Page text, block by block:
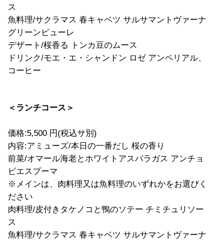
ス
魚料理/サクラマス 春キャベツ サルサマントヴァーナ
グリーンピューレ
デザート/桜香る トンカ豆のムース
ドリンク/モエ・エ・シャンドン ロゼ アンペリアル、
コーヒー
＜ランチコース＞
価格:5,500 円(税込サ別)
内容:アミューズ/本日の一番だし 桜の香り
前菜/オマール海老とホワイトアスパラガス アンチョ
ビエスプーマ
※メインは、肉料理又は魚料理のいずれかをお選びく
ださい
肉料理/皮付きタケノコと鴨のソテー チミチュリソー
ス
魚料理/サクラマス 春キャベツ サルサマントヴァーナ